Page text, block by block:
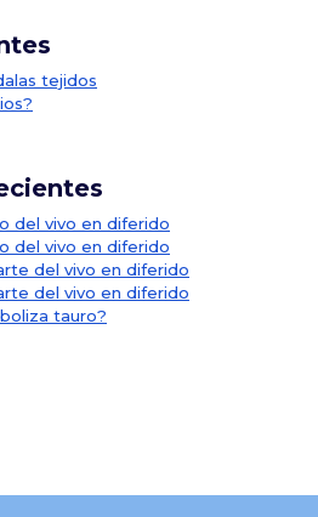
tejidos
del vivo en diferido
del vivo en diferido
del vivo en diferido
del vivo en diferido
tauro?